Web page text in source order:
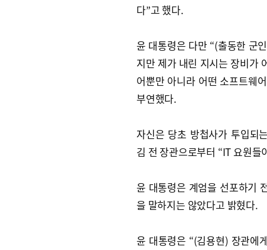
다”고 했다.
윤 대통령은 다만 “(출동한 군
지만 제가 내린 지시는 장비가
어뿐만 아니라 어떤 소프트웨
부연했다.
자신은 당초 방첩사가 투입되
김 전 장관으로부터 “IT 요원
윤 대통령은 계엄을 선포하기
을 말하지는 않았다고 밝혔다.
윤 대통령은 “(김용현) 장관에